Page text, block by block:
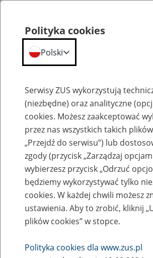
Szkolenia
Zaproś ZUS do siebie:
rezerwowane, e-wizyty,
Rodzaj wydarzenia
Polityka cookies
Polski
Serwisy ZUS wykorzystują
(niezbędne) oraz analityczne
cookies. Możesz zaakceptować
przez nas wszystkich takich
„Przejdź do serwisu”) lub
zgody (przycisk „Zarządzaj
wybierzesz przycisk „Odrzuć
będziemy wykorzystywać tylko
cookies. W każdej chwili możesz
ustawienia. Aby to zrobić, kliknij
plików cookies” w stopce.
Polityka cookies dla www.zus.pl